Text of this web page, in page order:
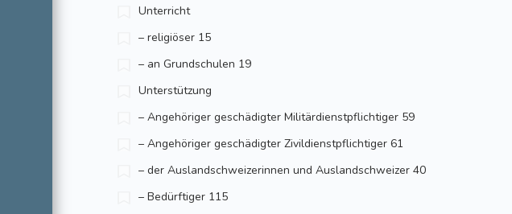
Unterricht
– religiöser 15
– an Grundschulen 19
Unterstützung
– Angehöriger geschädigter Militärdienstpflichtiger 59
– Angehöriger geschädigter Zivildienstpflichtiger 61
– der Auslandschweizerinnen und Auslandschweizer 40
– Bedürftiger 115